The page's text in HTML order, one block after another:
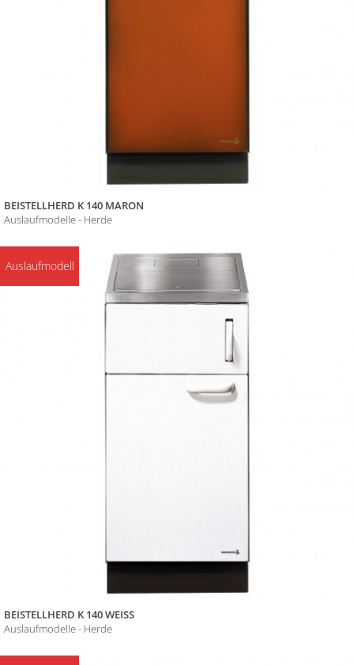
BEISTELLHERD K 140 MARON
Auslaufmodelle - Herde
Auslaufmodell
BEISTELLHERD K 140 WEISS
Auslaufmodelle - Herde